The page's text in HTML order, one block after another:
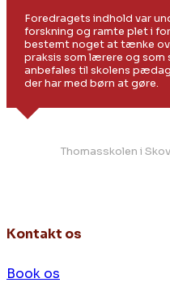
Foredragets indhold var
forskning og ramte plet i
bestemt noget at tænke
praksis som lærere og som
anbefales til skolens
der har med børn at gøre.
Thomasskolen i
Kontakt os
Book os